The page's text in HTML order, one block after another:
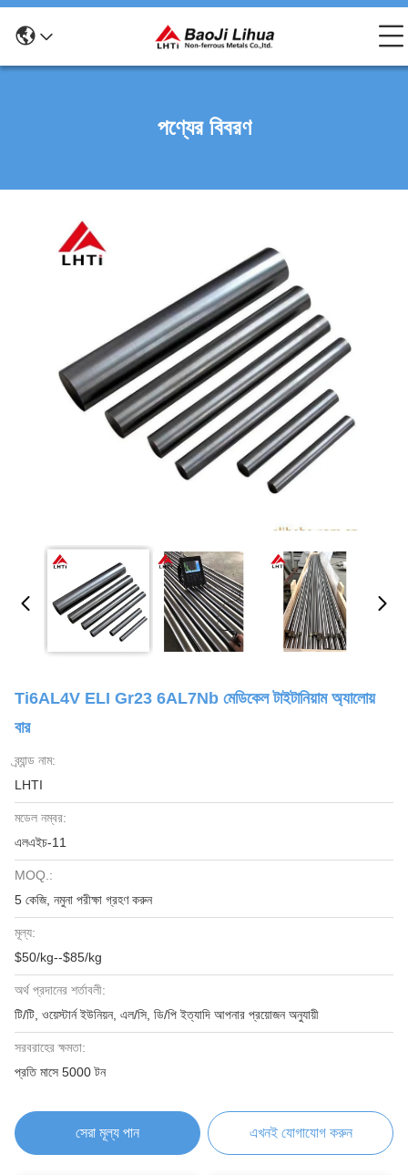
পণ্যের বিবরণ
Ti6AL4V ELI Gr23 6AL7Nb মেডিকেল টাইটানিয়াম অ্যালোয়
বার
ব্র্যান্ড নাম:
LHTI
মডেল নম্বর:
এলএইচ-11
MOQ.:
5 কেজি, নমুনা পরীক্ষা গ্রহণ করুন
মূল্য:
$50/kg--$85/kg
অর্থ প্রদানের শর্তাবলী:
টি/টি, ওয়েস্টার্ন ইউনিয়ন, এল/সি, ডি/পি ইত্যাদি আপনার প্রয়োজন অনুযায়ী
সরবরাহের ক্ষমতা:
প্রতি মাসে 5000 টন
সেরা মূল্য পান এখনই যোগাযোগ করুন